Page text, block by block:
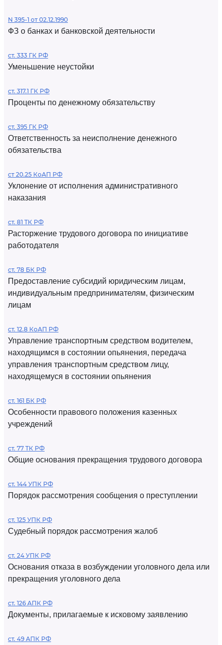
N 395-1 от 02.12.1990
ФЗ о банках и банковской деятельности
ст. 333 ГК РФ
Уменьшение неустойки
ст. 317.1 ГК РФ
Проценты по денежному обязательству
ст. 395 ГК РФ
Ответственность за неисполнение денежного
обязательства
ст 20.25 КоАП РФ
Уклонение от исполнения административного
наказания
ст. 81 ТК РФ
Расторжение трудового договора по инициативе
работодателя
ст. 78 БК РФ
Предоставление субсидий юридическим лицам,
индивидуальным предпринимателям, физическим
лицам
ст. 12.8 КоАП РФ
Управление транспортным средством водителем,
находящимся в состоянии опьянения, передача
управления транспортным средством лицу,
находящемуся в состоянии опьянения
ст. 161 БК РФ
Особенности правового положения казенных
учреждений
ст. 77 ТК РФ
Общие основания прекращения трудового договора
ст. 144 УПК РФ
Порядок рассмотрения сообщения о преступлении
ст. 125 УПК РФ
Судебный порядок рассмотрения жалоб
ст. 24 УПК РФ
Основания отказа в возбуждении уголовного дела или
прекращения уголовного дела
ст. 126 АПК РФ
Документы, прилагаемые к исковому заявлению
ст. 49 АПК РФ